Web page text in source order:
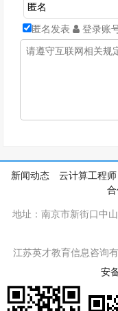
匿名发表 登录账
新闻动态 云计算工程师
地址：南京市新街口中
江苏英才教育信息咨询
安